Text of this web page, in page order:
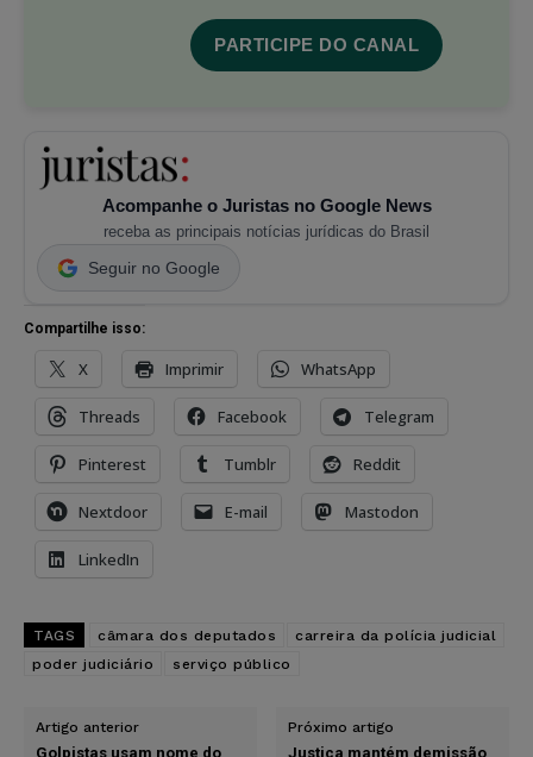
PARTICIPE DO CANAL
Acompanhe o Juristas no Google News
receba as principais notícias jurídicas do Brasil
Seguir no Google
Compartilhe isso:
X Imprimir WhatsApp
Threads Facebook Telegram
Pinterest Tumblr Reddit
Nextdoor E-mail Mastodon
LinkedIn
TAGS câmara dos deputados
carreira da polícia judicial
poder judiciário
serviço público
Artigo anterior
Golpistas usam nome do
Próximo artigo
Justiça mantém demissão